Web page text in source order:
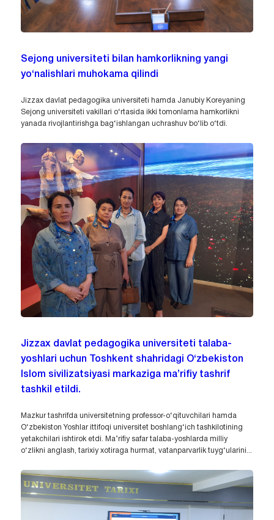
Sejong universiteti bilan hamkorlikning yangi
yo‘nalishlari muhokama qilindi
Jizzax davlat pedagogika universiteti hamda Janubiy Koreyaning
Sejong universiteti vakillari o‘rtasida ikki tomonlama hamkorlikni
yanada rivojlantirishga bag‘ishlangan uchrashuv bo‘lib o‘tdi.
Jizzax davlat pedagogika universiteti talaba-
yoshlari uchun Toshkent shahridagi O‘zbekiston
Islom sivilizatsiyasi markaziga ma’rifiy tashrif
tashkil etildi.
Mazkur tashrifda universitetning professor-o‘qituvchilari hamda
O‘zbekiston Yoshlar ittifoqi universitet boshlang‘ich tashkilotining
yetakchilari ishtirok etdi. Ma’rifiy safar talaba-yoshlarda milliy
o‘zlikni anglash, tarixiy xotiraga hurmat, vatanparvarlik tuyg‘ularini...